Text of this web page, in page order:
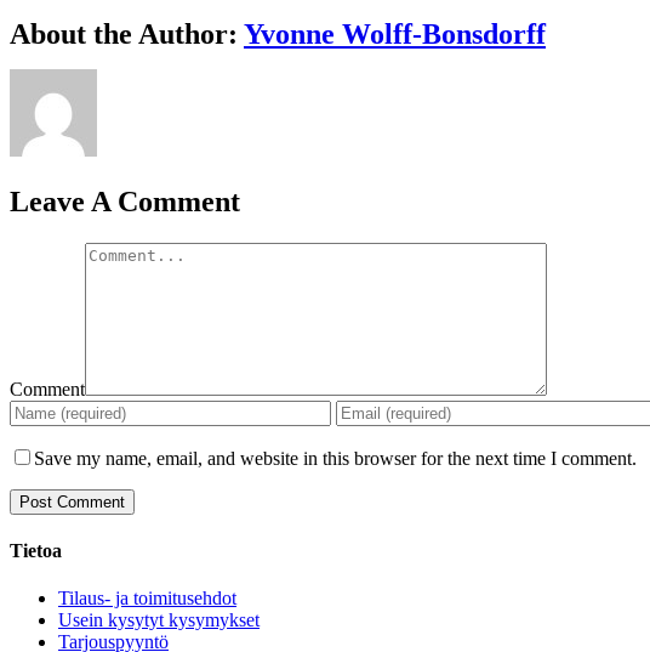
About the Author: Yvonne Wolff-Bonsdorff
Leave A Comment
Comment
Save my name, email, and website in this browser for the next time I comment.
Tietoa
Tilaus- ja toimitusehdot
Usein kysytyt kysymykset
Tarjouspyyntö